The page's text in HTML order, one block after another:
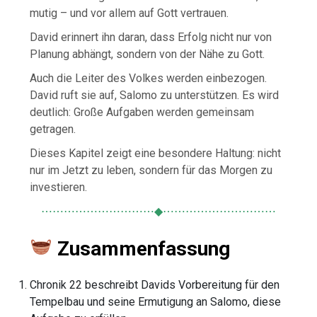
mutig – und vor allem auf Gott vertrauen.
David erinnert ihn daran, dass Erfolg nicht nur von
Planung abhängt, sondern von der Nähe zu Gott.
Auch die Leiter des Volkes werden einbezogen.
David ruft sie auf, Salomo zu unterstützen. Es wird
deutlich: Große Aufgaben werden gemeinsam
getragen.
Dieses Kapitel zeigt eine besondere Haltung: nicht
nur im Jetzt zu leben, sondern für das Morgen zu
investieren.
⋯⋯⋯⋯⋯⋯⋯⋯⋯⋯◆⋯⋯⋯⋯⋯⋯⋯⋯⋯⋯
Zusammenfassung
Chronik 22 beschreibt Davids Vorbereitung für den
Tempelbau und seine Ermutigung an Salomo, diese